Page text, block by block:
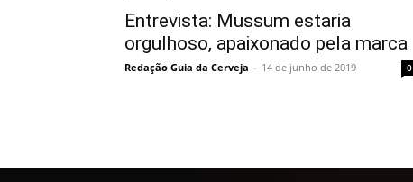
Entrevista: Mussum estaria
orgulhoso, apaixonado pela marca
Redação Guia da Cerveja - 14 de junho de 2019 0